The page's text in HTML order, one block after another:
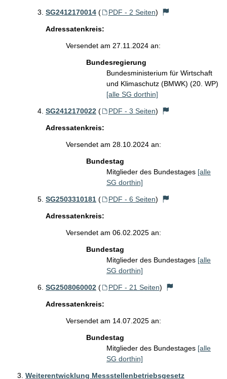
SG2412170014 ( PDF - 2 Seiten)
Adressatenkreis:
Versendet am 27.11.2024 an:
Bundesregierung
Bundesministerium für Wirtschaft
und Klimaschutz (BMWK) (20. WP)
[alle SG dorthin]
SG2412170022 ( PDF - 3 Seiten)
Adressatenkreis:
Versendet am 28.10.2024 an:
Bundestag
Mitglieder des Bundestages [alle
SG dorthin]
SG2503310181 ( PDF - 6 Seiten)
Adressatenkreis:
Versendet am 06.02.2025 an:
Bundestag
Mitglieder des Bundestages [alle
SG dorthin]
SG2508060002 ( PDF - 21 Seiten)
Adressatenkreis:
Versendet am 14.07.2025 an:
Bundestag
Mitglieder des Bundestages [alle
SG dorthin]
Weiterentwicklung Messstellenbetriebsgesetz